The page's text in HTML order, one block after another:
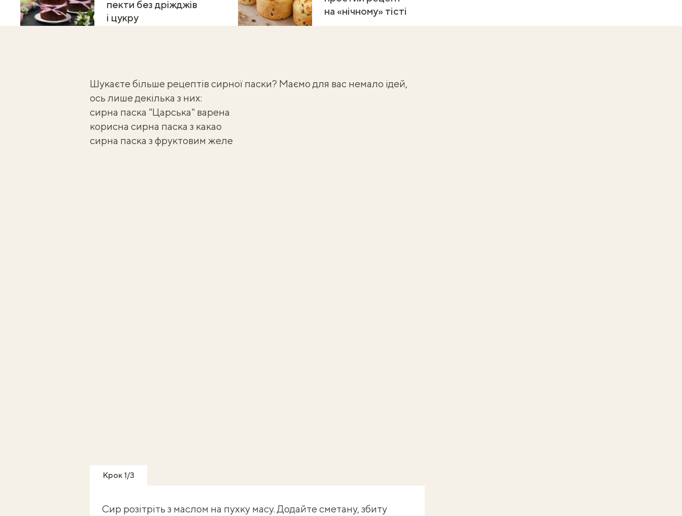
пекти без дріжджів
і цукру
на «нічному» тісті
Шукаєте більше рецептів сирної паски? Маємо для вас немало ідей,
ось лише декілька з них:
сирна паска "Царська" варена
корисна сирна паска з какао
сирна паска з фруктовим желе
Крок 1/3
Сир розітріть з маслом на пухку масу. Додайте сметану, збиту